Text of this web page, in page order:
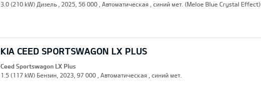
3.0 (210 kW) Дизель , 2025, 56 000 , Автоматическая , синий мет. (Meloe Blue Crystal Effect)
KIA CEED SPORTSWAGON LX PLUS
Ceed Sportswagon LX Plus
1.5 (117 kW) Бензин, 2023, 97 000 , Автоматическая , синий мет.